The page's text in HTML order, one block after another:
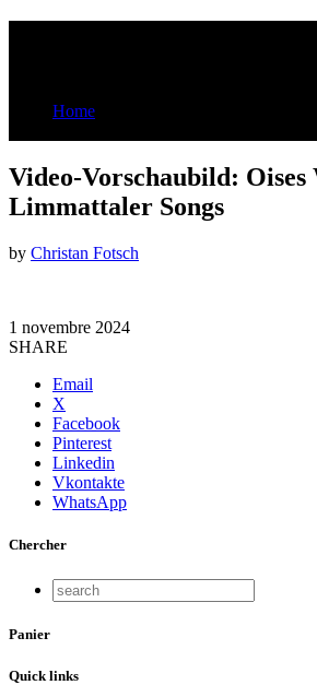
Home
Video-Vorschaubild: Oises
Limmattaler Songs
by Christan Fotsch
1 novembre 2024
SHARE
Email
X
Facebook
Pinterest
Linkedin
Vkontakte
WhatsApp
Chercher
Panier
Quick links